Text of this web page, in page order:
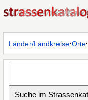
Länder/Landkreise·Orte·